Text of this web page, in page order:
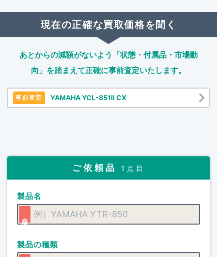
現在の正確な買取価格を聞く
あとからの減額がないよう「状態・付属品・市場動
向」を踏まえて正確に事前査定いたします。
事前査定 YAMAHA YCL-851II CX
ご依頼品 1点目
製品名
製品の種類